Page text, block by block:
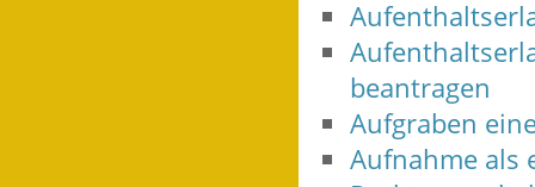
beantragen
Aufgraben
Aufnahme als